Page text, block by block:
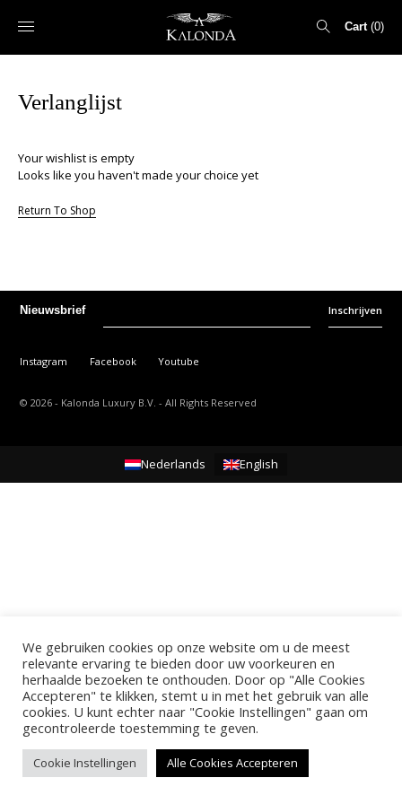
Cart 0
for:
Verlanglijst
Your wishlist is empty
Looks like you haven't made your choice yet
Return To Shop
Nieuwsbrief Inschrijven
Instagram Facebook Youtube
© 2026 - Kalonda Luxury B.V. - All Rights Reserved
We gebruiken cookies op onze website om u de meest
relevante ervaring te bieden door uw voorkeuren en
herhaalde bezoeken te onthouden. Door op "Alle Cookies
Accepteren" te klikken, stemt u in met het gebruik van alle
cookies. U kunt echter naar "Cookie Instellingen" gaan om
gecontroleerde toestemming te geven.
Cookie Instellingen Alle Cookies Accepteren
Nederlands English